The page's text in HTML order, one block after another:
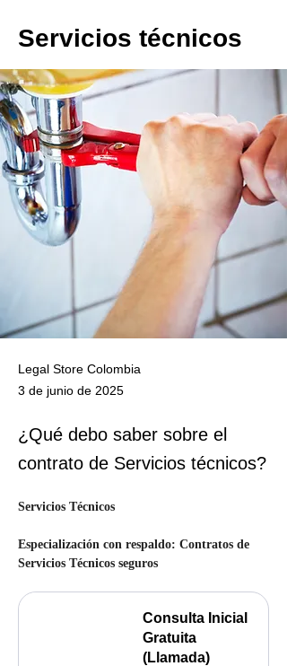
Servicios técnicos
Legal Store Colombia
3 de junio de 2025
¿Qué debo saber sobre el
contrato de Servicios técnicos?
Servicios Técnicos
Especialización con respaldo: Contratos de
Servicios Técnicos seguros
Consulta Inicial
Gratuita
(Llamada)